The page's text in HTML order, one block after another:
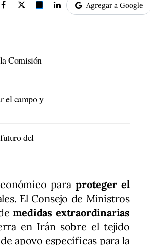
Agregar a Google
Comisión
el campo y
del
paraproteger el
El Consejo de Ministros
medidas extraordinarias
en Irán sobre el tejido
apoyo específicas para la